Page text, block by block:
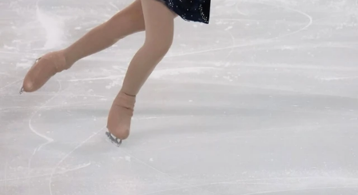
テレビ長崎のアナウンサー清水柚梨恵さん（本人の公式イン